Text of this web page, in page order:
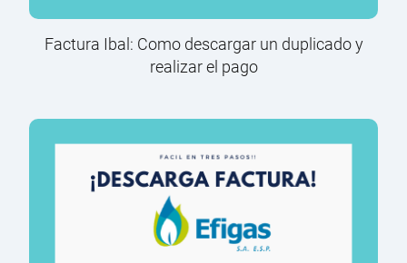
Factura Ibal: Como descargar un duplicado y
realizar el pago